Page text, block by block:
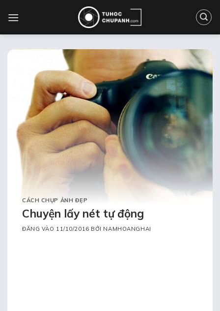
qua
CÁCH CHỤP ẢNH ĐẸP
Chuyện lấy nét tự động
ĐĂNG VÀO 11/10/2016 BỞI NAMHOANGHAI